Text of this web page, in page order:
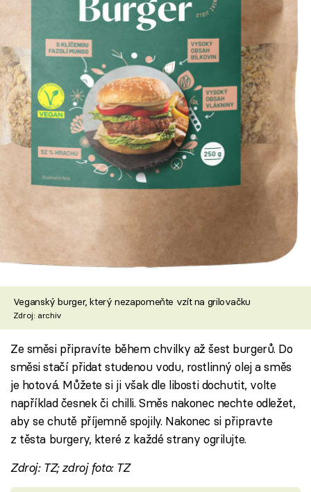
Veganský burger, který nezapomeňte vzít na grilovačku
Zdroj: archiv
Ze směsi připravíte během chvilky až šest burgerů. Do
směsi stačí přidat studenou vodu, rostlinný olej a směs
je hotová. Můžete si ji však dle libosti dochutit, volte
například česnek či chilli. Směs nakonec nechte odležet,
aby se chutě příjemně spojily. Nakonec si připravte
z těsta burgery, které z každé strany ogrilujte.
Zdroj: TZ; zdroj foto: TZ